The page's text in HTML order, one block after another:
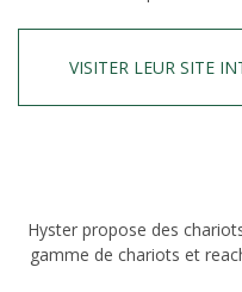
VISITER LEUR SITE
Hyster propose des
gamme de chariots et